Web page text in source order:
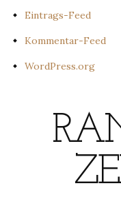
Eintrags-Feed
Kommentar-Feed
WordPress.org